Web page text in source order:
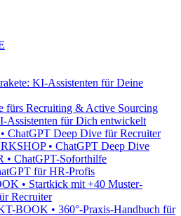
KI-Assistenten für Deine
fürs Recruiting & Active Sourcing
Assistenten für Dich entwickelt
ChatGPT Deep Dive für Recruiter
• ChatGPT Deep Dive
• ChatGPT-Soforthilfe
für HR-Profis
• Startkick mit +40 Muster-
Recruiter
BOOK • 360°-Praxis-Handbuch für